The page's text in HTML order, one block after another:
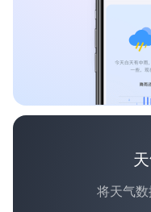
将天气